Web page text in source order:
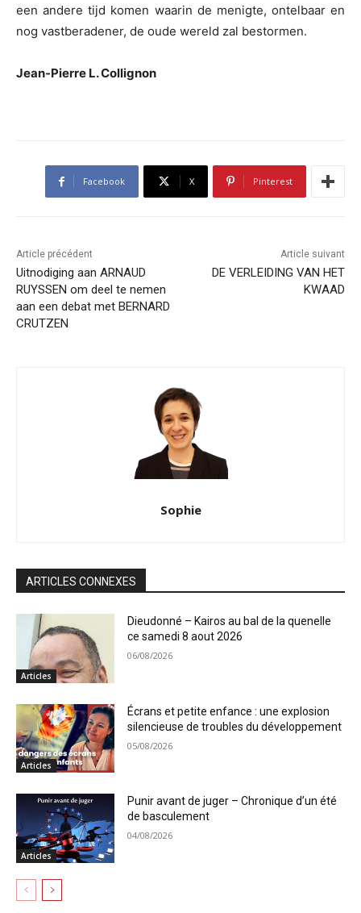
een andere tijd komen waarin de menigte, ontelbaar en
nog vastberadener, de oude wereld zal bestormen.
Jean-Pierre L. Collignon
Facebook X Pinterest
Article précédent
Uitnodiging aan ARNAUD
RUYSSEN om deel te nemen
aan een debat met BERNARD
CRUTZEN
Article suivant
DE VERLEIDING VAN HET
KWAAD
Sophie
ARTICLES CONNEXES
Articles
Dieudonné – Kairos au bal de la quenelle
ce samedi 8 aout 2026
06/08/2026
Articles
Écrans et petite enfance : une explosion
silencieuse de troubles du développement
05/08/2026
Articles
Punir avant de juger – Chronique d’un été
de basculement
04/08/2026